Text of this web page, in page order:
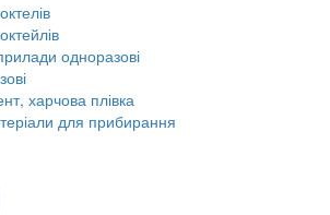
одноразові
харчова плівка
для прибирання